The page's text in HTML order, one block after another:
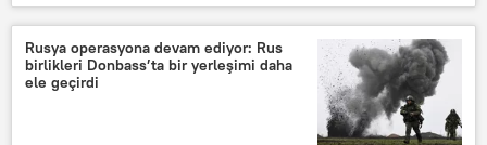
Rusya Savunma Bakanlığı
Ukrayna
Donbass
Ukrayna Silahlı Kuvvetleri
Rus ordusu
Rusya operasyona devam ediyor: Rus
birlikleri Donbass’ta bir yerleşimi daha
ele geçirdi